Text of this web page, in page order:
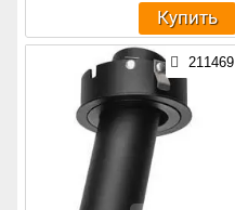
Купить
211469